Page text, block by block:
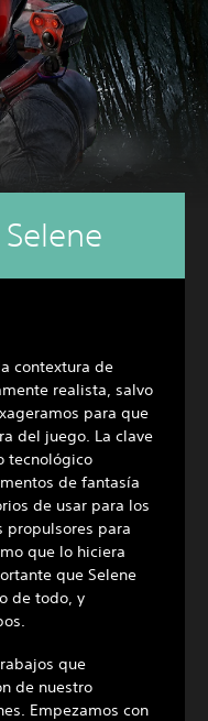
contextura de
realista, salvo
para que
del juego. La clave
tecnológico
de fantasía
de usar para los
propulsores para
que lo hiciera
que Selene
de todo, y
que
de nuestro
Empezamos con